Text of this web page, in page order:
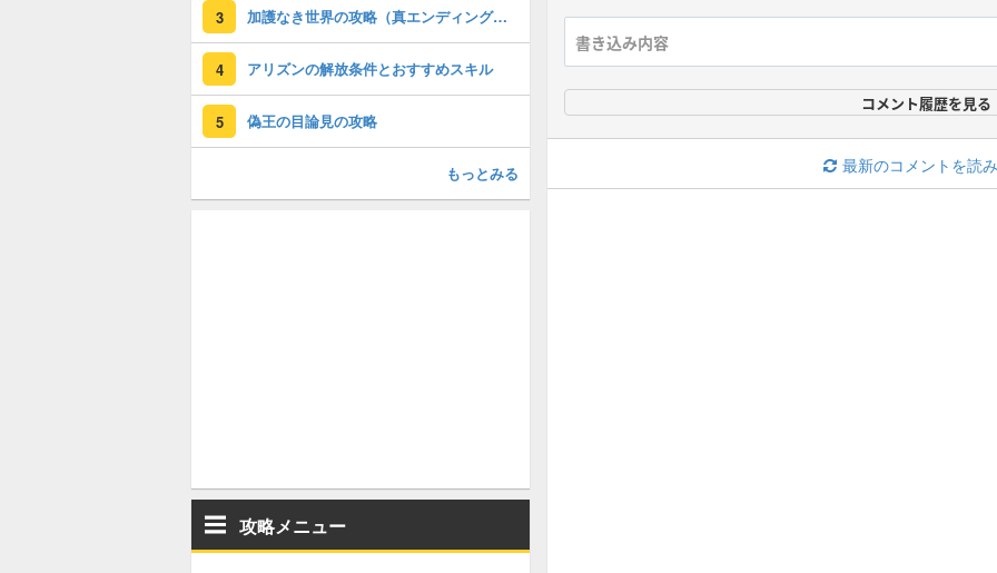
コメント履歴を見る
最新のコメントを読
3 加護なき世界の攻略（真エンディング・裏世界）
4 アリズンの解放条件とおすすめスキル
5 偽王の目論見の攻略
もっとみる
攻略メニュー